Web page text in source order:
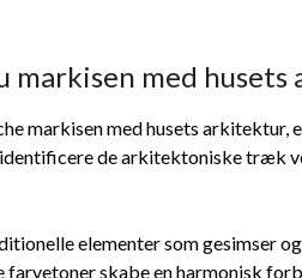
markisen med
markisen med husets arkitektur,
de arkitektoniske træk
elementer som gesimser
skabe en harmonisk